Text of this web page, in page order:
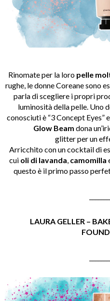
Rinomate per la loro pelle
rughe, le donne Coreane sono
parla di scegliere i propri
luminosità della pelle. Uno
conosciuti è “3 Concept Eyes”
Glow Beam dona
glitter per un
Arricchito con un cocktail di
cui oli di lavanda, camomilla
questo è il primo passo
LAURA GELLER –